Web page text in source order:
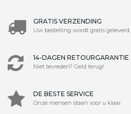
GRATIS VERZENDING
Uw bestelling wordt gratis geleverd.
14-DAGEN RETOURGARANTIE
Niet tevreden? Geld terug!
DE BESTE SERVICE
Onze mensen staan voor u klaar